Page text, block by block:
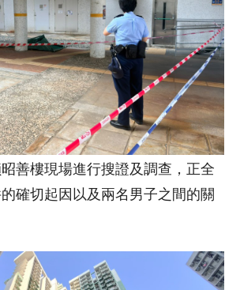
善樓現場進行搜證及調查，正全
確切起因以及兩名男子之間的關